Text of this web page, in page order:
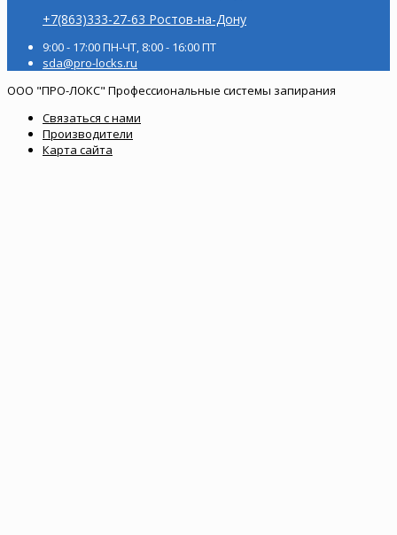
+7(863)333-27-63 Ростов-на-Дону
9:00 - 17:00 ПН-ЧТ, 8:00 - 16:00 ПТ
sda@pro-locks.ru
ООО "ПРО-ЛОКС" Профессиональные системы запирания
Связаться с нами
Производители
Карта сайта